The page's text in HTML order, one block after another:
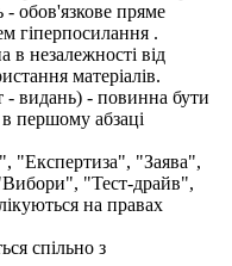
- обов'язкове пряме
гіперпосилання .
в незалежності від
матеріалів.
- видань) - повинна бути
першому абзаці
"Експертиза", "Заява",
"Тест-драйв",
на правах
спільно з